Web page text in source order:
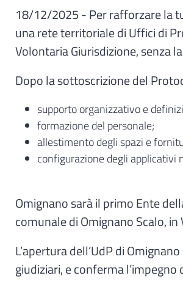
18/12/2025 - Per rafforzare la
una rete territoriale di Uffici di
Volontaria Giurisdizione, senza
Dopo la sottoscrizione del
supporto organizzativo e
formazione del personale;
allestimento degli spazi e
configurazione degli applicativi
Omignano sarà il primo Ente
comunale di Omignano Scalo,
L’apertura dell’UdP di
giudiziari, e conferma